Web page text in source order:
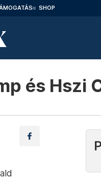
SHOP
és Hszi